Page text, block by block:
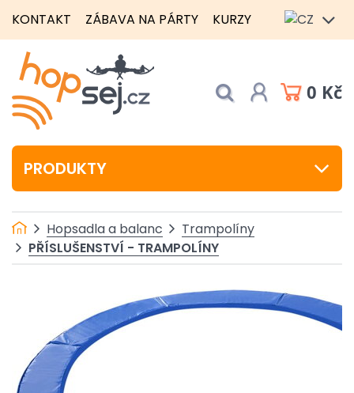
KONTAKT ZÁBAVA NA PÁRTY KURZY
0 Kč
PRODUKTY
Hopsadla a balanc
Trampolíny
PŘÍSLUŠENSTVÍ - TRAMPOLÍNY